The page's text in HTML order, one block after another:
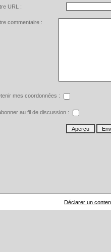
URL :
commentaire :
mes coordonnées :
au fil de discussion :
Déclarer un